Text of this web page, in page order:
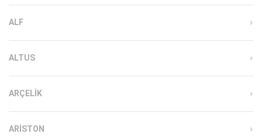
ALF
ALTUS
ARÇELIK
ARISTON